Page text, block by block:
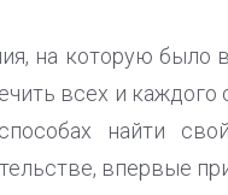
на которую было
всех и
найти
впервые